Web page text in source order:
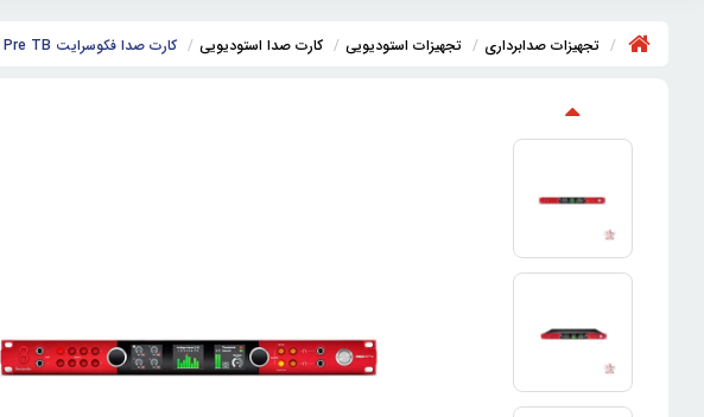
تجهیزات صدابرداری تجهیزات استودیویی کارت صدا استودیویی کارت صدا فکوسرایت Focusrite Red 8 Pre TB